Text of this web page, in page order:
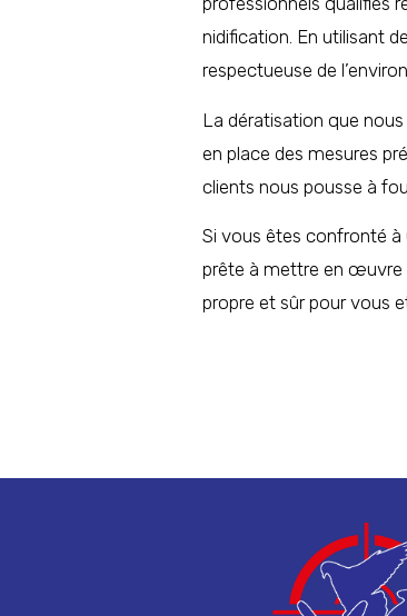
nidification. En utilisant
respectueuse de
La dératisation que
en place des mesures
clients nous pousse à
Si vous êtes confronté à
prête à mettre en œuvre
propre et sûr pour vous